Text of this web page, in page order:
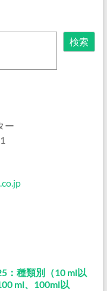
検索
ー
：種類別（10 ml以
ml、100ml以